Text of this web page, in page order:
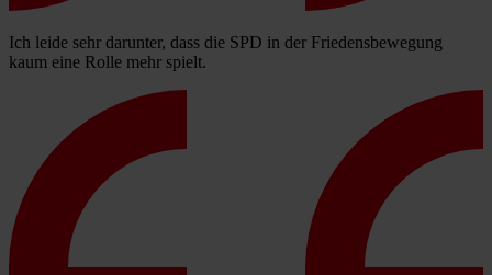
Ich leide sehr darunter, dass die SPD in der Friedensbewegung
kaum eine Rolle mehr spielt.